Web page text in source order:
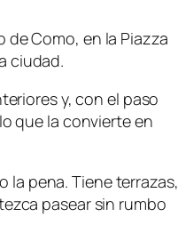
de Como, en la Piazza
ciudad.
y, con el paso
que la convierte en
la pena. Tiene terrazas,
pasear sin rumbo